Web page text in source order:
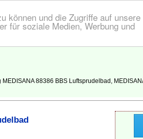
können und die Zugriffe auf unsere
für soziale Medien, Werbung und
88386 BBS Luftsprudelbad,